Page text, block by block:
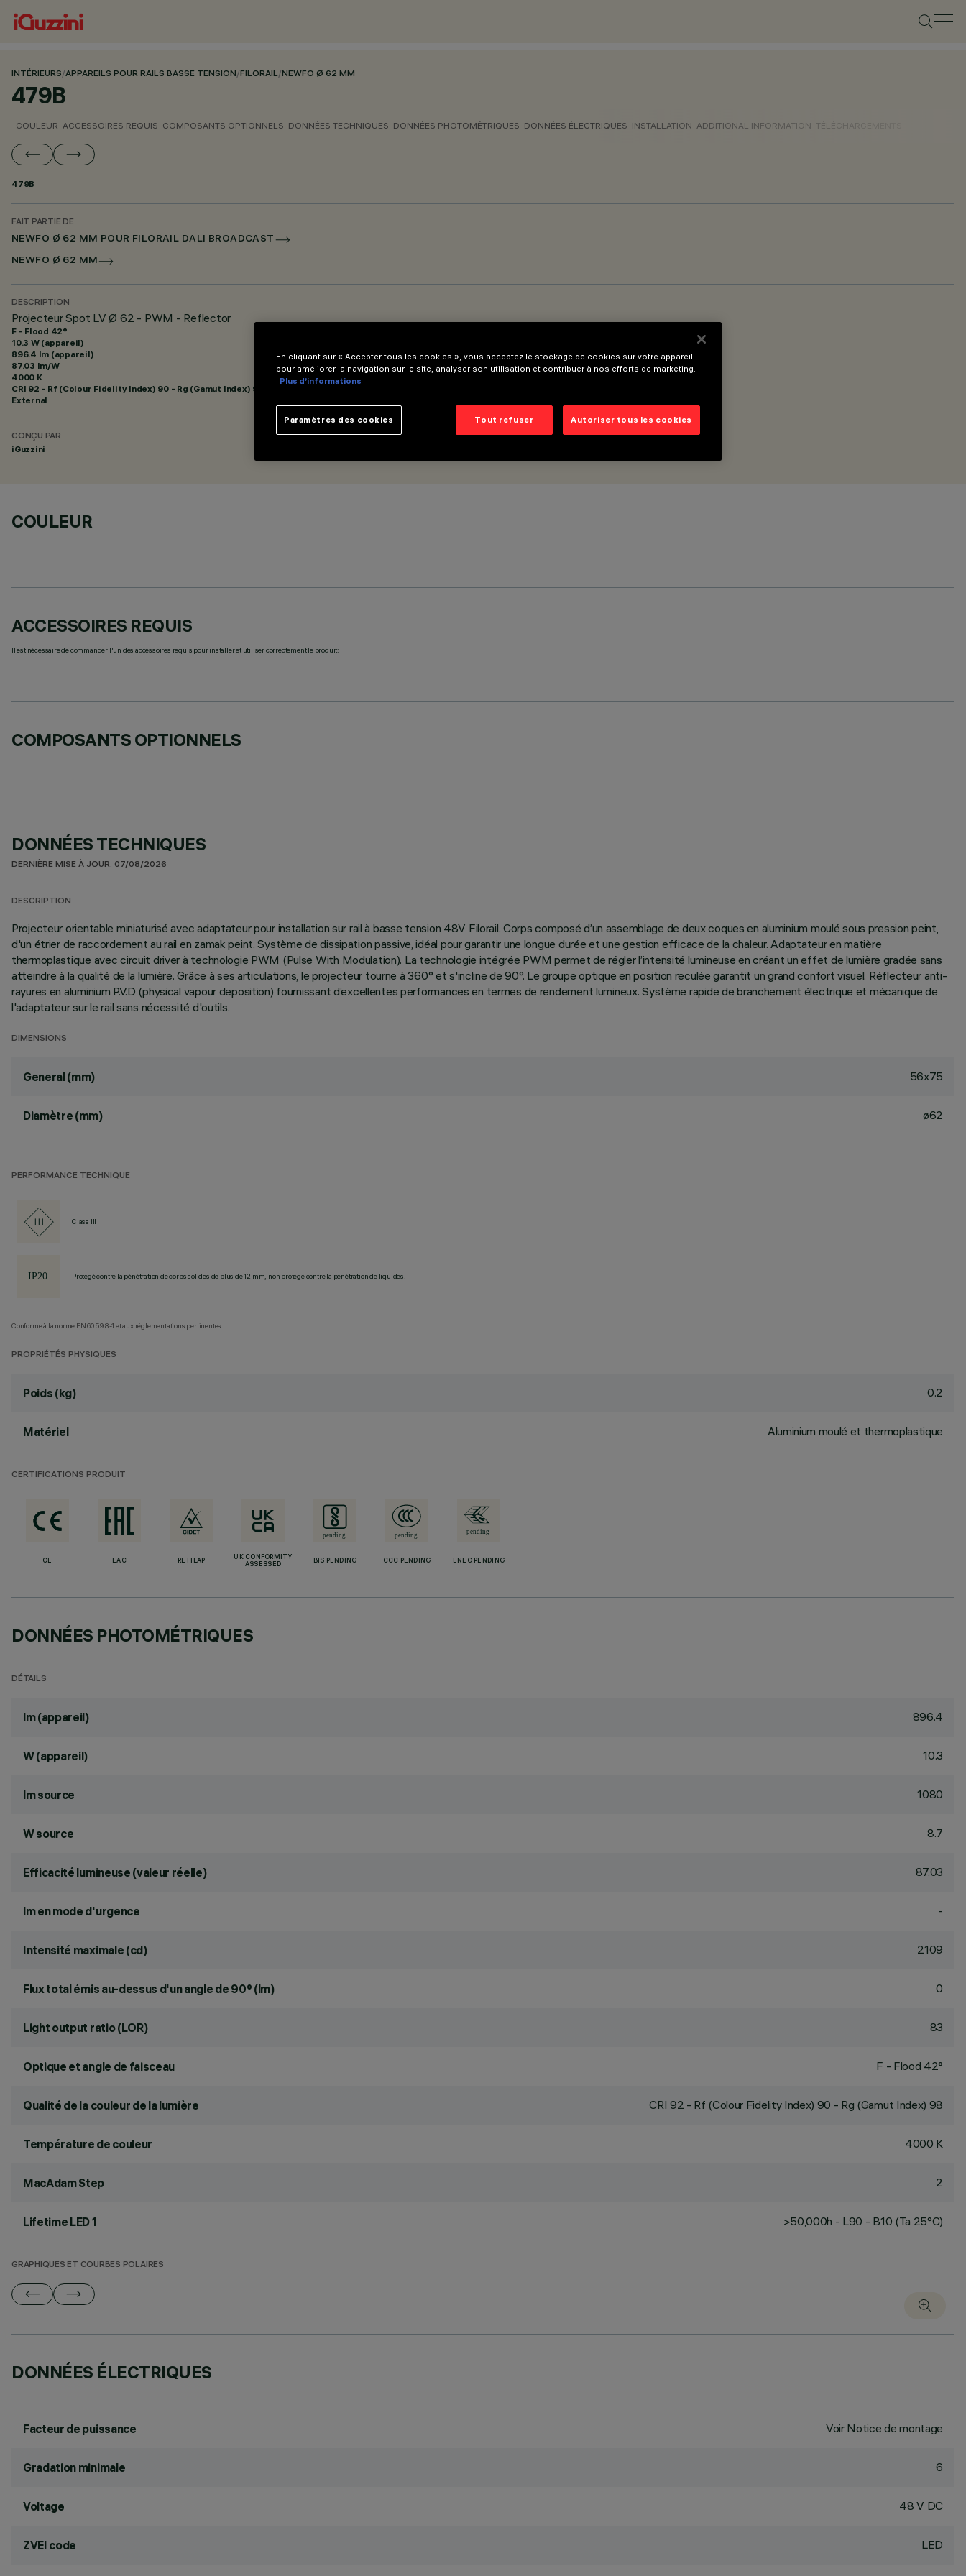
INTÉRIEURS/APPAREILS POUR RAILS BASSE TENSION/FILORAIL/NEWFO Ø 62 MM
479B
COULEUR ACCESSOIRES REQUIS COMPOSANTS OPTIONNELS DONNÉES TECHNIQUES DONNÉES PHOTOMÉTRIQUES DONNÉES ÉLECTRIQUES INSTALLATION ADDITIONAL INFORMATION TÉLÉCHARGEMENTS
479B
FAIT PARTIE DE
NEWFO Ø 62 MM POUR FILORAIL DALI BROADCAST
NEWFO Ø 62 MM
DESCRIPTION
Projecteur Spot LV Ø 62 - PWM - Reflector
F - Flood 42°
10.3 W (appareil)
896.4 lm (appareil)
87.03 lm/W
4000 K
CRI 92 - Rf (Colour Fidelity Index) 90 - Rg (Gamut Index) 98
External
CONÇU PAR
iGuzzini
COULEUR
ACCESSOIRES REQUIS
Il est nécessaire de commander l'un des accessoires requis pour installer et utiliser correctement le produit:
COMPOSANTS OPTIONNELS
DONNÉES TECHNIQUES
DERNIÈRE MISE À JOUR: 07/08/2026
DESCRIPTION
Projecteur orientable miniaturisé avec adaptateur pour installation sur rail à basse tension 48V Filorail. Corps composé d’un assemblage de deux coques en aluminium moulé sous pression peint,
d'un étrier de raccordement au rail en zamak peint. Système de dissipation passive, idéal pour garantir une longue durée et une gestion efficace de la chaleur. Adaptateur en matière
thermoplastique avec circuit driver à technologie PWM (Pulse With Modulation). La technologie intégrée PWM permet de régler l’intensité lumineuse en créant un effet de lumière gradée sans
atteindre à la qualité de la lumière. Grâce à ses articulations, le projecteur tourne à 360° et s'incline de 90°. Le groupe optique en position reculée garantit un grand confort visuel. Réflecteur anti-
rayures en aluminium P.V.D (physical vapour deposition) fournissant d’excellentes performances en termes de rendement lumineux. Système rapide de branchement électrique et mécanique de
l'adaptateur sur le rail sans nécessité d'outils.
DIMENSIONS
General (mm) 56x75
Diamètre (mm) ø62
PERFORMANCE TECHNIQUE
Class III
Protégé contre la pénétration de corps solides de plus de 12 mm, non protégé contre la pénétration de liquides.
Conforme à la norme EN60598-1 et aux réglementations pertinentes.
PROPRIÉTÉS PHYSIQUES
Poids (kg) 0.2
Matériel Aluminium moulé et thermoplastique
CERTIFICATIONS PRODUIT
CE EAC RETILAP
UK CONFORMITY
ASSESSED
BIS PENDING CCC PENDING ENEC PENDING
DONNÉES PHOTOMÉTRIQUES
DÉTAILS
lm (appareil) 896.4
W (appareil) 10.3
lm source 1080
W source 8.7
Efficacité lumineuse (valeur réelle) 87.03
lm en mode d'urgence -
Intensité maximale (cd) 2109
Flux total émis au-dessus d'un angle de 90° (lm) 0
Light output ratio (LOR) 83
Optique et angle de faisceau F - Flood 42°
Qualité de la couleur de la lumière CRI 92 - Rf (Colour Fidelity Index) 90 - Rg (Gamut Index) 98
Température de couleur 4000 K
MacAdam Step 2
Lifetime LED 1 >50,000h - L90 - B10 (Ta 25°C)
GRAPHIQUES ET COURBES POLAIRES
DONNÉES ÉLECTRIQUES
Facteur de puissance Voir Notice de montage
Gradation minimale 6
Voltage 48 V DC
ZVEI code LED
En cliquant sur « Accepter tous les cookies », vous acceptez le stockage de cookies sur votre appareil
pour améliorer la navigation sur le site, analyser son utilisation et contribuer à nos efforts de marketing.
Plus d’informations
Tout refuser Autoriser tous les cookies
Paramètres des cookies